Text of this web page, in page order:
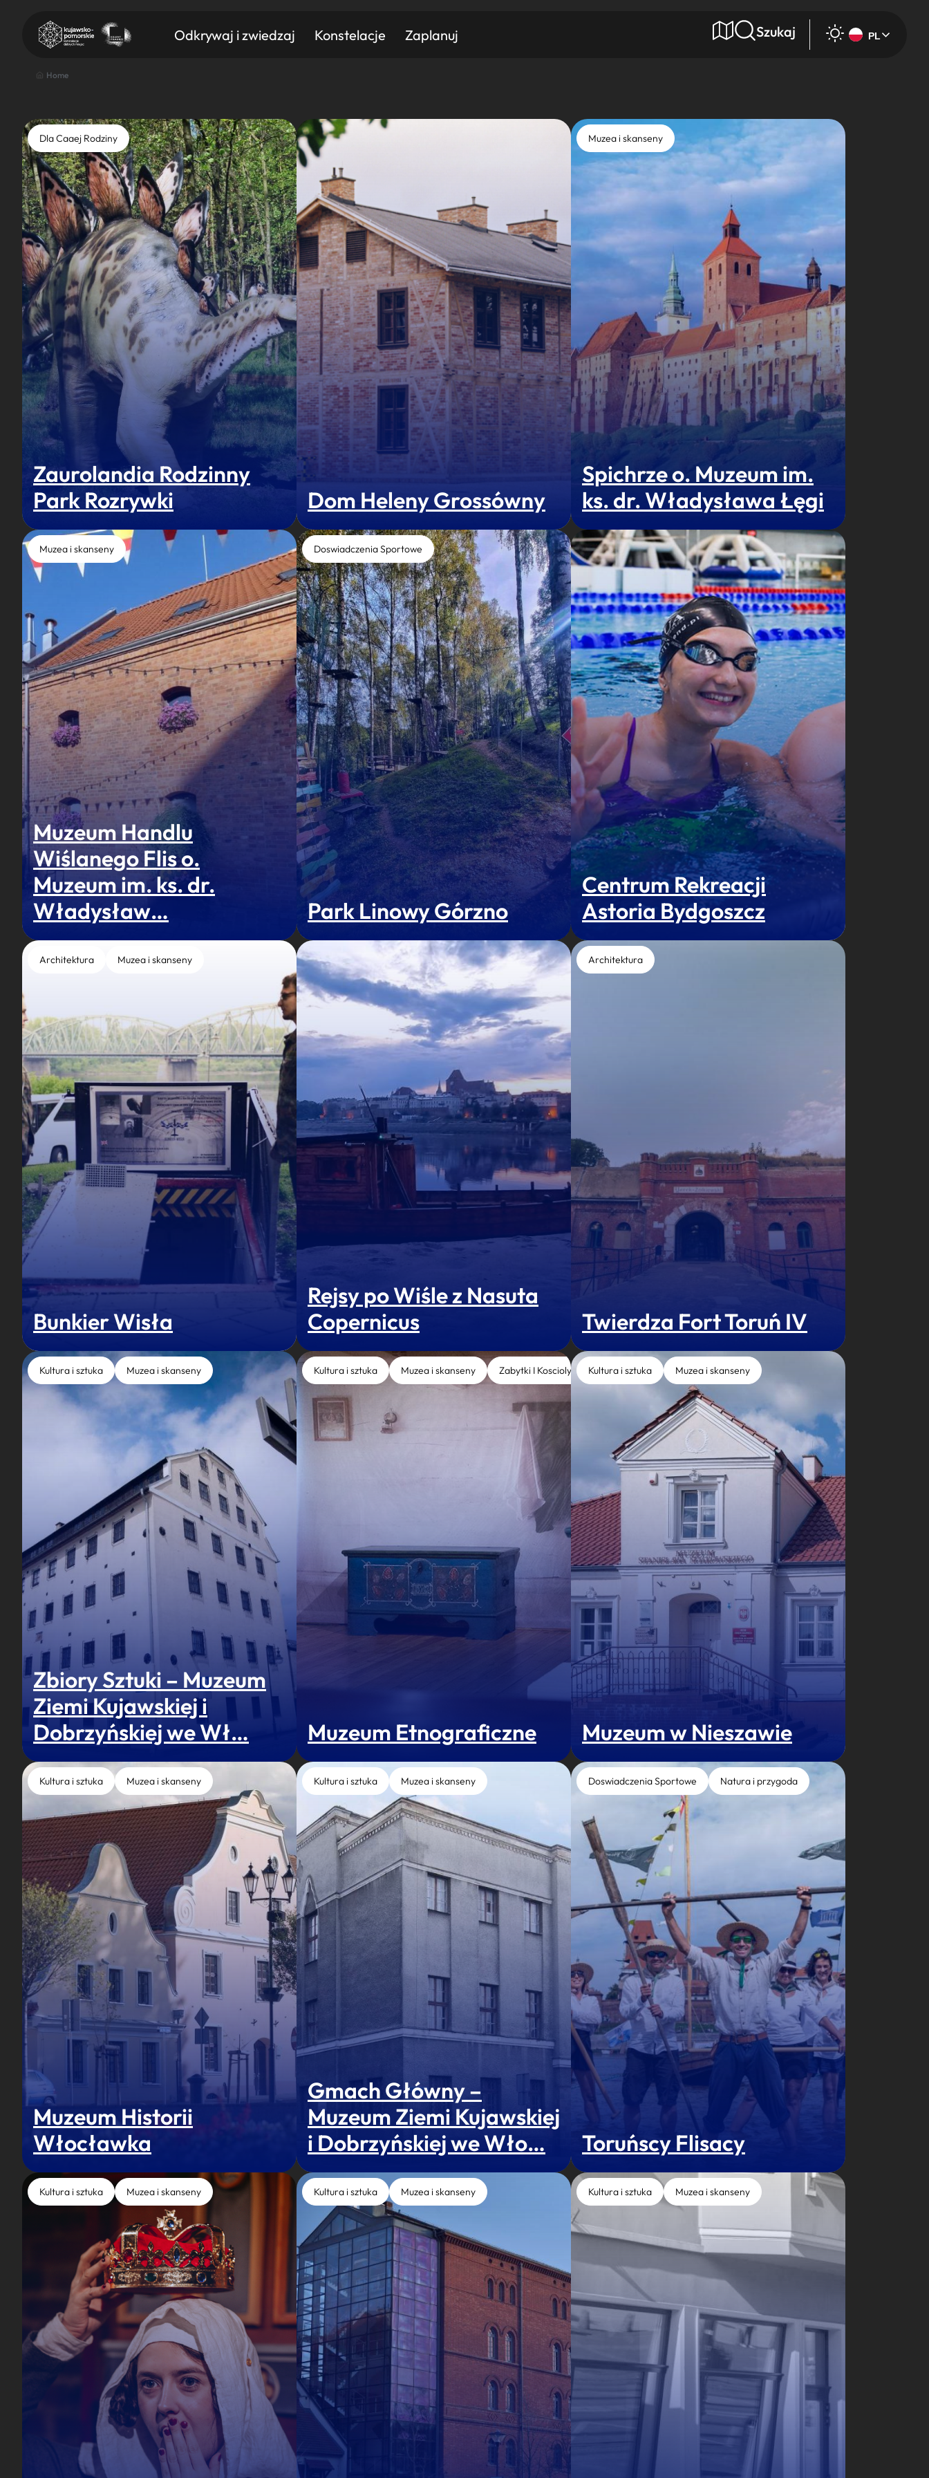
Odkrywaj i zwiedzaj Konstelacje Zaplanuj Szukaj PL
Znajdź atrakcję
Nazwa atrakcji Miasto
Home
Dla Caaej Rodziny
Zaurolandia Rodzinny
Park Rozrywki
Dom Heleny Grossówny
Muzea i skanseny
Spichrze o. Muzeum im.
ks. dr. Władysława Łęgi
Muzea i skanseny
Muzeum Handlu
Wiślanego Flis o.
Muzeum im. ks. dr.
Władysław…
Doswiadczenia Sportowe
Park Linowy Górzno
Centrum Rekreacji
Astoria Bydgoszcz
Architektura Muzea i skanseny
Bunkier Wisła
Rejsy po Wiśle z Nasuta
Copernicus
Architektura
Twierdza Fort Toruń IV
Kultura i sztuka Muzea i skanseny
Zbiory Sztuki – Muzeum
Ziemi Kujawskiej i
Dobrzyńskiej we Wł…
Kultura i sztuka Muzea i skanseny Zabytki I Koscioly
Muzeum Etnograficzne
Kultura i sztuka Muzea i skanseny
Muzeum w Nieszawie
Kultura i sztuka Muzea i skanseny
Muzeum Historii
Włocławka
Kultura i sztuka Muzea i skanseny
Gmach Główny –
Muzeum Ziemi Kujawskiej
i Dobrzyńskiej we Wło…
Doswiadczenia Sportowe Natura i przygoda
Toruńscy Flisacy
Kultura i sztuka Muzea i skanseny Kultura i sztuka Muzea i skanseny Kultura i sztuka Muzea i skanseny